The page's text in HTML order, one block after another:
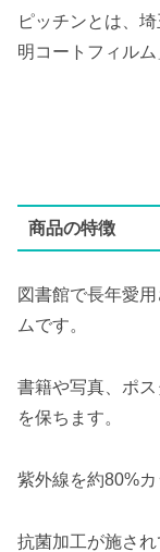
ピッチンとは、
明コートフィルム
商品の特徴
図書館で長年愛
ムです。
書籍や写真、ポ
を保ちます。
紫外線を約80%カ
抗菌加工が施され